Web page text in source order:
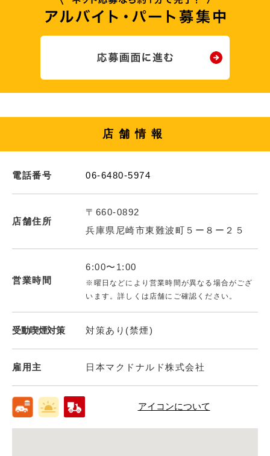
店舗情報
電話番号 06-6480-5974
店舗住所
〒660-0892
兵庫県尼崎市東難波町５ー８ー２５
営業時間
6:00〜1:00
※曜日などにより営業時間が異なる場合がござ
います。詳しくは店舗にご確認ください。
受動喫煙対策 対策あり(禁煙)
雇用主 日本マクドナルド株式会社
アイコンについて